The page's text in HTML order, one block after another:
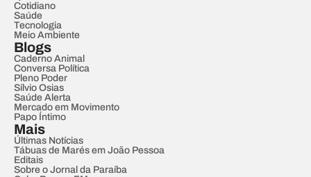
Cotidiano
Saúde
Tecnologia
Meio Ambiente
Blogs
Caderno Animal
Conversa Política
Pleno Poder
Sílvio Osias
Saúde Alerta
Mercado em Movimento
Papo Íntimo
Mais
Últimas Notícias
Tábuas de Marés em João Pessoa
Editais
Sobre o Jornal da Paraíba